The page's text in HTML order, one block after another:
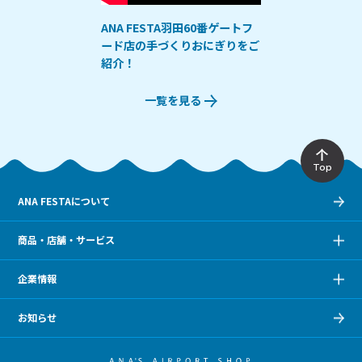
ANA FESTA羽田60番ゲートフ
ード店の手づくりおにぎりをご
紹介！
一覧を見る
Top
ANA FESTAについて
商品・店舗・サービス
企業情報
お知らせ